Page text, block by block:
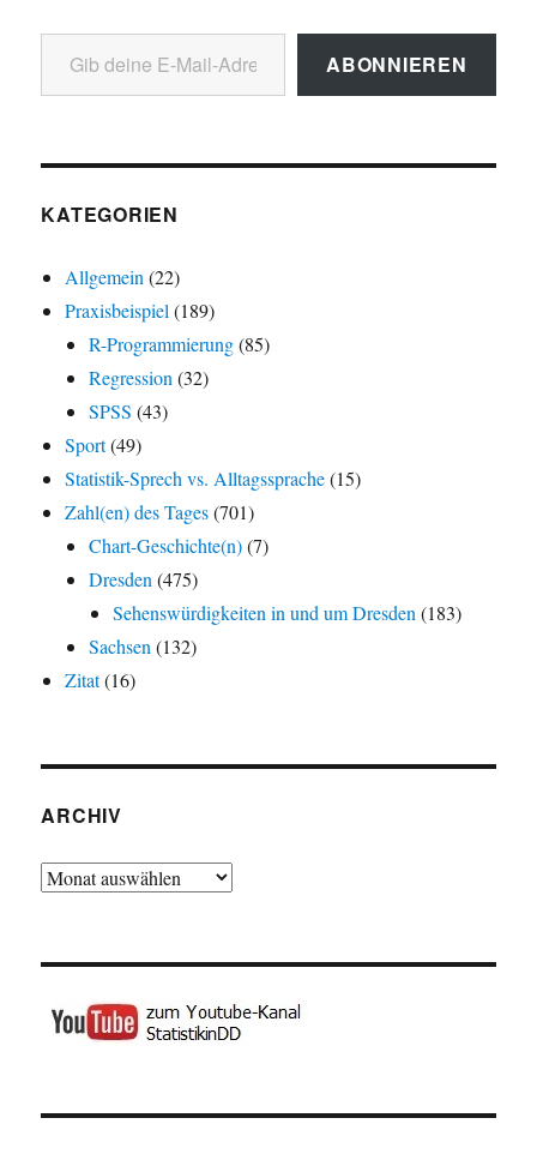
Gib deine E-Mail-Adresse ein ...
ABONNIEREN
KATEGORIEN
Allgemein (22)
Praxisbeispiel (189)
R-Programmierung(85)
Regression (32)
SPSS (43)
Sport(49)
Statistik-Sprech vs. Alltagssprache(15)
Zahl(en) des Tages(701)
Chart-Geschichte(n)(7)
Dresden (475)
Sehenswürdigkeiten in und um Dresden (183)
Sachsen (132)
Zitat(16)
ARCHIV
Archiv